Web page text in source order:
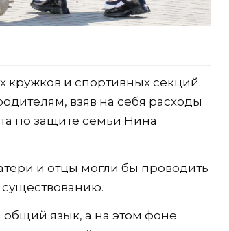
кружков и спортивных секций.
взяв на себя расходы
по защите семьи Нина
и отцы могли бы проводить
существованию.
общий язык, а на этом фоне